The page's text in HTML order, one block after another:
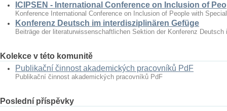
ICIPSEN - International Conference on Inclusion of
Konference International Conference on Inclusion of People with
Konferenz Deutsch im interdisziplinären Gefüge
Beiträge der literaturwissenschaftlichen Sektion der Konferenz
Kolekce v této komunitě
Publikační činnost akademických pracovníků PdF
Publikační činnost akademických pracovníků PdF
Poslední příspěvky